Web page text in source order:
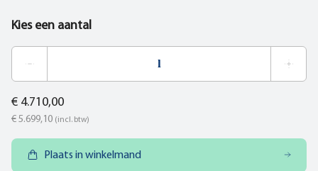
Kies een aantal
€ 4.710,00
€ 5.699,10 (incl. btw)
Plaats in winkelmand